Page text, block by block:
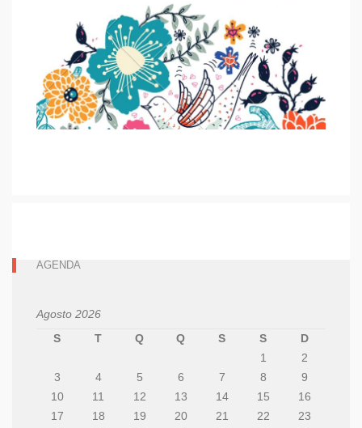
AGENDA
Agosto 2026
S
T Q Q S S
D
1
2
3
4 5 6 7 8
9
10
11 12 13 14 15
16
17
18 19 20 21 22
23